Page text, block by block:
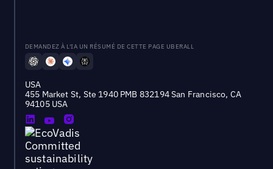
DEMANDEZ À L'IA UN RÉSUMÉ DE CETTE PAGE UBERALL
USA
455 Market St, Ste 1940 PMB 832194 San Francisco, CA
94105 USA